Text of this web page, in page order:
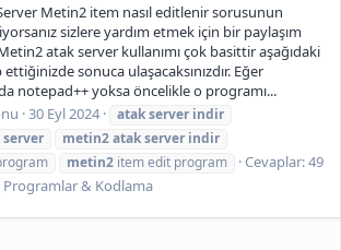
Metin2 item nasıl editlenir sorusunun
sizlere yardım etmek için bir paylaşım
atak server kullanımı çok basittir aşağıdaki
ettiğinizde sonuca ulaşacaksınızdır. Eğer
notepad++ yoksa öncelikle o programı...
30 Eyl 2024 atakserver indir
server metin2atakserver indir
metin2 item edit program
Cevaplar: 49
Programlar & Kodlama